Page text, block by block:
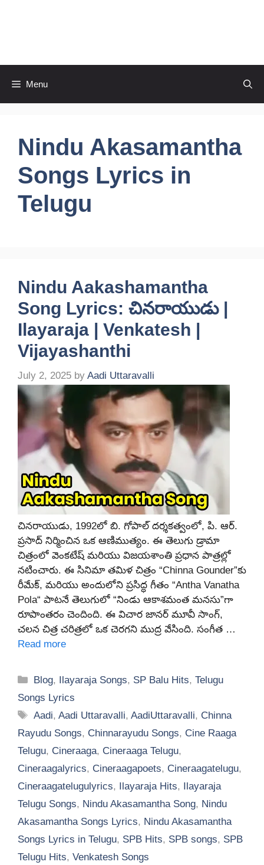
Menu
Nindu Akasamantha
Songs Lyrics in
Telugu
Nindu Aakashamantha
Song Lyrics: చినరాయుడు |
Ilayaraja | Venkatesh |
Vijayashanthi
July 2, 2025 by Aadi Uttaravalli
చినరాయుడు, 1992లో బి. గోపాల్ దర్శకత్వంలో, పి. ఆర్.
ప్రసాద్‌ నిర్మించిన ఒక ఆణిముత్యం. ఈ తెలుగు డ్రామా
చిత్రంలో వెంకటేష్ మరియు విజయశాంతి ప్రధాన పాత్రల్లో
నటించారు. ఈ సినిమా తమిళ చిత్రం “Chinna Gounder”కు
రీమేక్, మరియు అందులోని ప్రసిద్ధ గీతం “Antha Vanatha
Pola“ పాటనే తెలుగులో “నిండు ఆకాశమంత మనసు”గా
రూపాంతరం చెందింది. ఈ విచార జానర్ మూవీ సాంగ్,
చలన చిత్ర చరిత్రలో ఒక చెరగని ముద్ర వేసింది. సంగీత …
Read more
Categories
Blog, Ilayaraja Songs, SP Balu Hits,Telugu
Songs Lyrics
Tags
Aadi,Aadi Uttaravalli,AadiUttaravalli, Chinna
Rayudu Songs, Chinnarayudu Songs, Cine Raaga
Telugu, Cineraaga, Cineraaga Telugu,
Cineraagalyrics, Cineraagapoets, Cineraagatelugu,
Cineraagatelugulyrics, Ilayaraja Hits, Ilayaraja
Telugu Songs, Nindu Akasamantha Song, Nindu
Akasamantha Songs Lyrics, Nindu Akasamantha
Songs Lyrics in Telugu, SPB Hits, SPB songs, SPB
Telugu Hits, Venkatesh Songs